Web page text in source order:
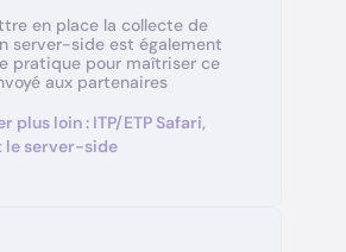
en place la collecte de
server-side est également
pratique pour maîtriser ce
aux partenaires
plus loin : ITP/ETP Safari,
le server-side